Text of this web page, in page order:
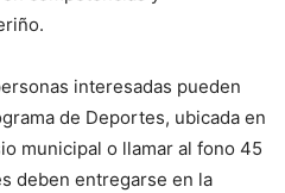
interesadas pueden
de Deportes, ubicada en
municipal o llamar al fono 45
deben entregarse en la